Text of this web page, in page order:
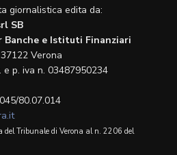
giornalistica edita da:
SB
e Istituti Finanziari
Verona
e p. iva n. 03487950234
80.07.014
del Tribunale di Verona al n. 2206 del